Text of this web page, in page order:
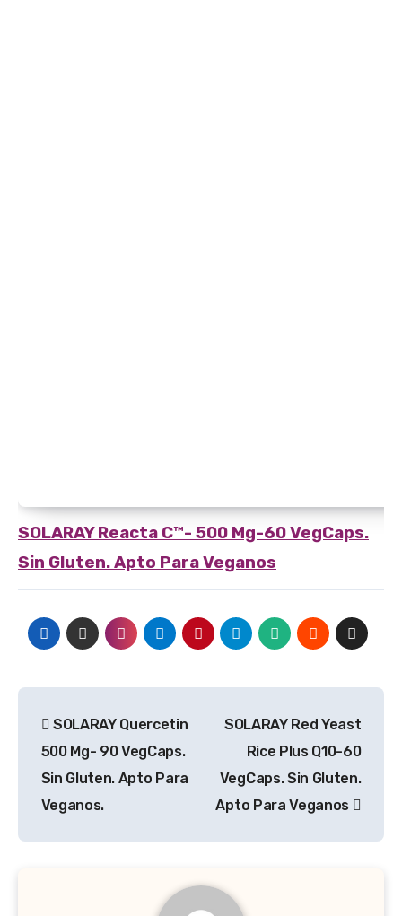
SOLARAYReacta C™- 500 Mg-60 VegCaps.
Sin Gluten. Apto Para Veganos
de
entradas
SOLARAY Quercetin
500 Mg- 90 VegCaps.
Sin Gluten. Apto Para
Veganos.
SOLARAY Red Yeast
Rice Plus Q10-60
VegCaps. Sin Gluten.
Apto Para Veganos